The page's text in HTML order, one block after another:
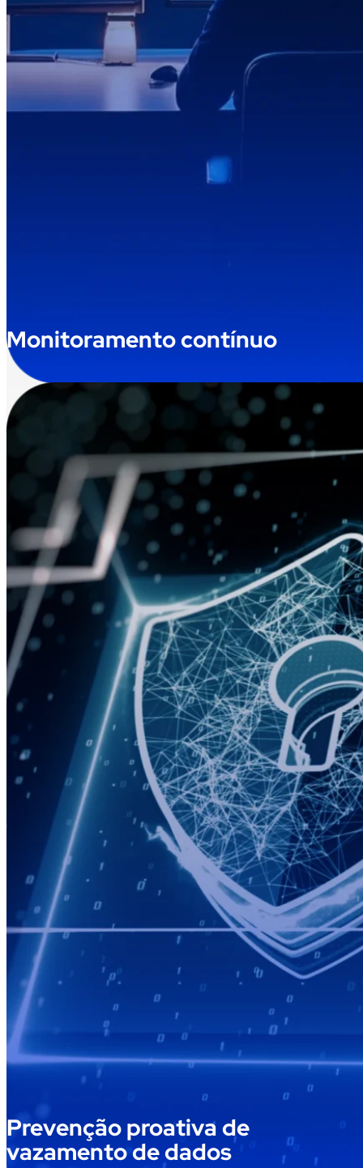
Monitoramento contínuo
Prevenção proativa de
vazamento de dados